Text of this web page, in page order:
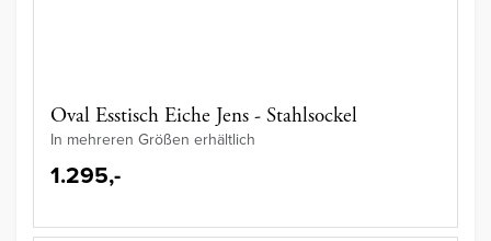
Oval Esstisch Eiche Jens - Stahlsockel
In mehreren Größen erhältlich
1.295,-